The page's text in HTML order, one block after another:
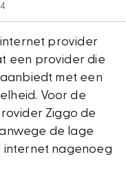
provider
een provider die
met een
Voor de
Ziggo de
de lage
internet nagenoeg